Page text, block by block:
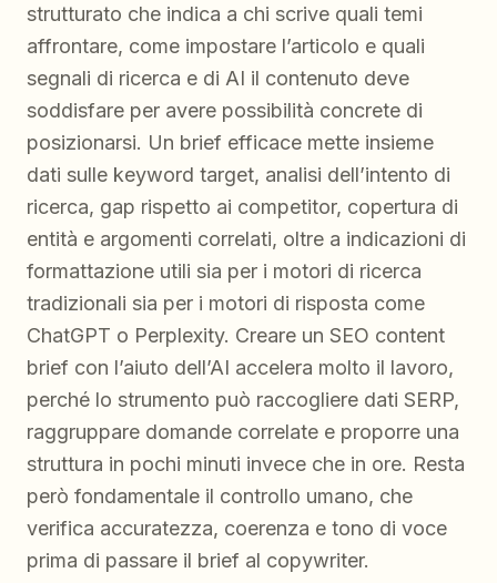
strutturato che indica a chi scrive quali temi
affrontare, come impostare l’articolo e quali
segnali di ricerca e di AI il contenuto deve
soddisfare per avere possibilità concrete di
posizionarsi. Un brief efficace mette insieme
dati sulle keyword target, analisi dell’intento di
ricerca, gap rispetto ai competitor, copertura di
entità e argomenti correlati, oltre a indicazioni di
formattazione utili sia per i motori di ricerca
tradizionali sia per i motori di risposta come
ChatGPT o Perplexity. Creare un SEO content
brief con l’aiuto dell’AI accelera molto il lavoro,
perché lo strumento può raccogliere dati SERP,
raggruppare domande correlate e proporre una
struttura in pochi minuti invece che in ore. Resta
però fondamentale il controllo umano, che
verifica accuratezza, coerenza e tono di voce
prima di passare il brief al copywriter.